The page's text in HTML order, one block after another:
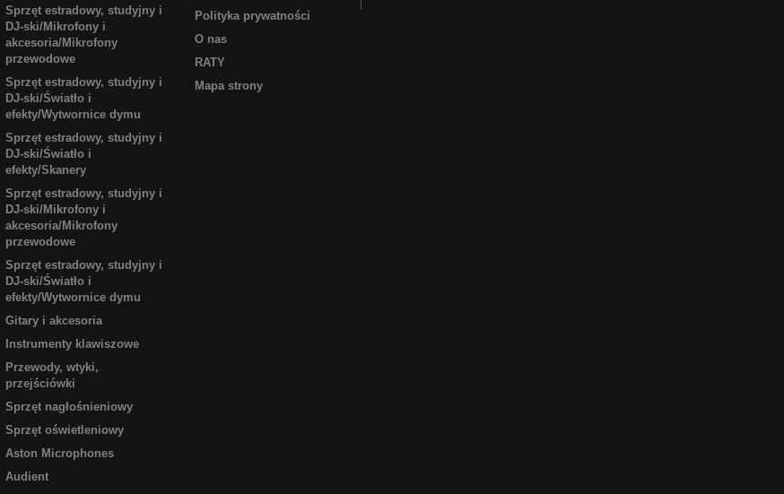
Sprzęt estradowy, studyjny i
DJ-ski/Mikrofony i
akcesoria/Mikrofony
przewodowe
Sprzęt estradowy, studyjny i
DJ-ski/Światło i
efekty/Wytwornice dymu
Sprzęt estradowy, studyjny i
DJ-ski/Światło i
efekty/Skanery
Sprzęt estradowy, studyjny i
DJ-ski/Mikrofony i
akcesoria/Mikrofony
przewodowe
Sprzęt estradowy, studyjny i
DJ-ski/Światło i
efekty/Wytwornice dymu
Gitary i akcesoria
Instrumenty klawiszowe
Przewody, wtyki,
przejściówki
Sprzęt nagłośnieniowy
Sprzęt oświetleniowy
Aston Microphones
Audient
Polityka prywatności
O nas
RATY
Mapa strony